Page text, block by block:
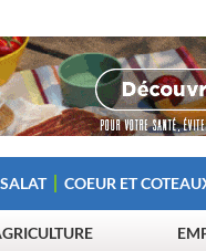
COEUR ET